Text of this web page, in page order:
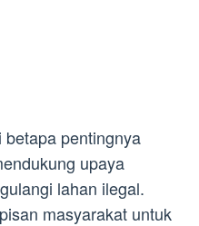
pentingnya
upaya
lahan ilegal.
masyarakat untuk